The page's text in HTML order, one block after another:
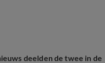
deelden de twee in de